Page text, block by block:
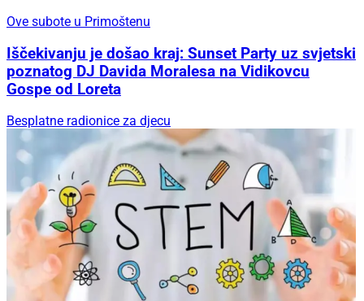
Ove subote u Primoštenu
Iščekivanju je došao kraj: Sunset Party uz svjetski
poznatog DJ Davida Moralesa na Vidikovcu
Gospe od Loreta
Besplatne radionice za djecu